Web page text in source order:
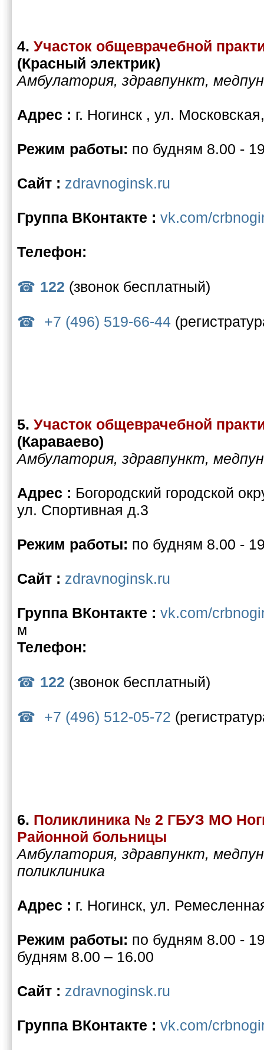
4. Участок общеврачебной
(Красный электрик)
Амбулатория, здравпункт,
Адрес : г. Ногинск , ул.
Режим работы: по будням 8.00 -
Сайт : zdravnoginsk.ru
Группа ВКонтакте : vk.com/
Телефон:
122 (звонок бесплатный)
+7 (496) 519-66-44
5. Участок общеврачебной
(Караваево)
Амбулатория, здравпункт,
Адрес : Богородский городской
ул. Спортивная д.3
Режим работы: по будням 8.00 -
Сайт : zdravnoginsk.ru
Группа ВКонтакте : vk.com/
м
Телефон:
122 (звонок бесплатный)
+7 (496) 512-05-72
6. Поликлиника № 2 ГБУЗ МО
Районной больницы
Амбулатория, здравпункт,
поликлиника
Адрес : г. Ногинск, ул.
Режим работы: по будням 8.00 -
будням 8.00 – 16.00
Сайт : zdravnoginsk.ru
Группа ВКонтакте : vk.com/